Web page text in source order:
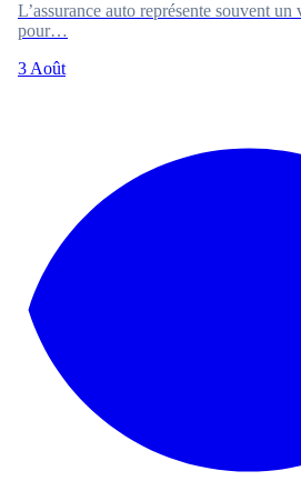
L’assurance auto représente souvent un
pour…
3 Août